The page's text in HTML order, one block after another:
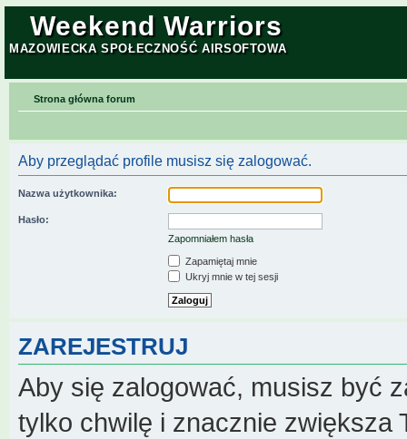
Weekend Warriors
MAZOWIECKA SPOŁECZNOŚĆ AIRSOFTOWA
Strona główna forum
Aby przeglądać profile musisz się zalogować.
Nazwa użytkownika:
Hasło:
Zapomniałem hasła
Zapamiętaj mnie
Ukryj mnie w tej sesji
ZAREJESTRUJ
Aby się zalogować, musisz być
tylko chwilę i znacznie zwiększa